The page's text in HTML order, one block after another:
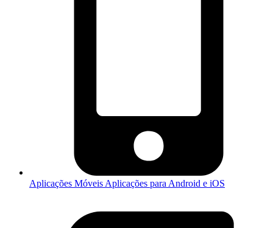
Aplicações Móveis Aplicações para Android e iOS